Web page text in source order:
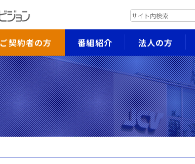
ご契約者の方 番組紹介 法人の方